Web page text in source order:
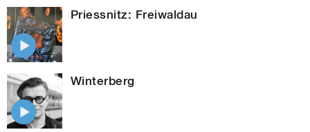
Priessnitz: Freiwaldau
Winterberg